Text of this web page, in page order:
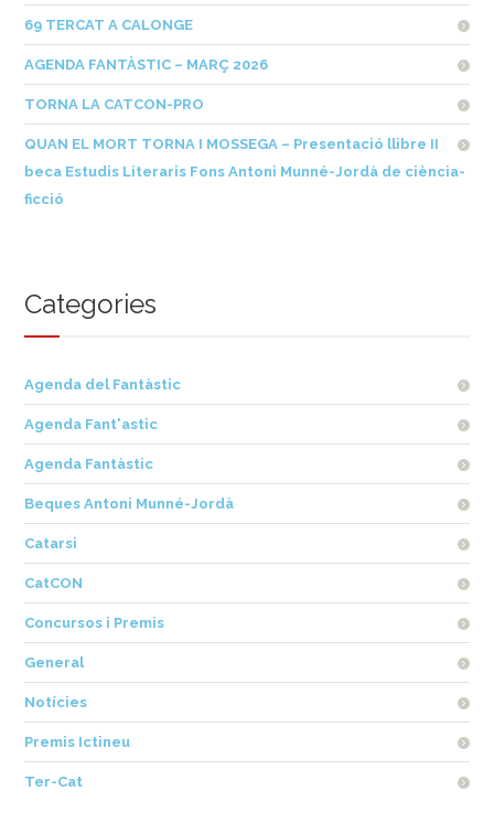
69 TERCAT A CALONGE
AGENDA FANTÀSTIC – MARÇ 2026
TORNA LA CATCON-PRO
QUAN EL MORT TORNA I MOSSEGA – Presentació llibre II
beca Estudis Literaris Fons Antoni Munné-Jordà de ciència-
ficció
Categories
Agenda del Fantàstic
Agenda Fant'astic
Agenda Fantàstic
Beques Antoni Munné-Jordà
Catarsi
CatCON
Concursos i Premis
General
Notícies
Premis Ictineu
Ter-Cat